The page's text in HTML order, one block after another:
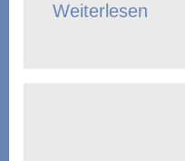
Weiterlesen